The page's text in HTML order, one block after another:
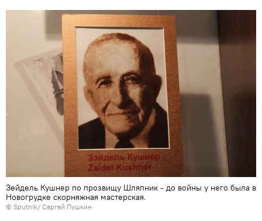
Зейдель Кушнер по прозвищу Шляпник - до войны у него была в
Новогрудке скорняжная мастерская.
© Sputnik/ Сергей Пушкин